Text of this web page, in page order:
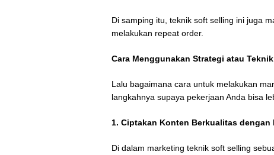
Di samping itu, teknik soft selling ini juga
melakukan repeat order.
Cara Menggunakan Strategi atau
Lalu bagaimana cara untuk melakukan
langkahnya supaya pekerjaan Anda bisa
1. Ciptakan Konten Berkualitas dengan
Di dalam marketing teknik soft selling